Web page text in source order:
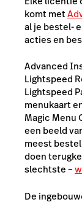
komt met
al je bestel-
acties en
Advanced
Lightspeed
Lightspeed
menukaart
Magic Menu
een beeld
meest
doen
slechtste –
De